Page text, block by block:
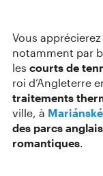
Vous
notamment par
les courts de
roi d’Angleterre
traitements
ville, à
des parcs anglais
romantiques.